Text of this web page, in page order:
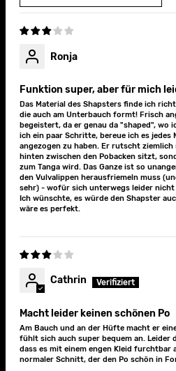
Ronja
Funktion super, aber für mich
Das Material des Shapsters finde ich
die auch am Unterbauch formt! Frisch
begeistert, da er genau da "shaped", wo
ich ein paar Schritte, bereue ich es jedes
angezogen zu haben. Er rutscht
hinten zwischen den Pobacken sitzt,
zum Tanga wird. Das Ganze ist so
den Vulvalippen herausfriemeln muss
sehr) - wofür sich unterwegs leider nicht
Ich wünschte, es würde den Shapster
wäre es perfekt.
Cathrin
Macht leider keinen schönen Po
Am Bauch und an der Hüfte macht er
fühlt sich auch super bequem an. Leider
dass es mit einem engen Kleid furchtbar
normaler Schnitt, der den Po schön in